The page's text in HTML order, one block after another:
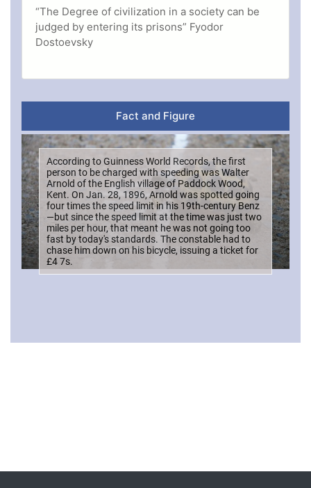
“The Degree of civilization in a society can be
judged by entering its prisons” Fyodor
Dostoevsky
Fact and Figure
According to Guinness World Records, the first
person to be charged with speeding was Walter
Arnold of the English village of Paddock Wood,
Kent. On Jan. 28, 1896, Arnold was spotted going
four times the speed limit in his 19th-century Benz
—but since the speed limit at the time was just two
miles per hour, that meant he was not going too
fast by today's standards. The constable had to
chase him down on his bicycle, issuing a ticket for
£4 7s.